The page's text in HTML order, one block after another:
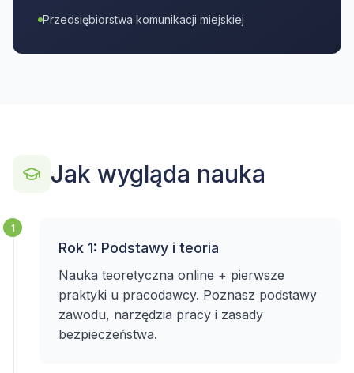
Przedsiębiorstwa komunikacji miejskiej
Jak wygląda nauka
1
Rok 1: Podstawy i teoria
Nauka teoretyczna online + pierwsze
praktyki u pracodawcy. Poznasz podstawy
zawodu, narzędzia pracy i zasady
bezpieczeństwa.